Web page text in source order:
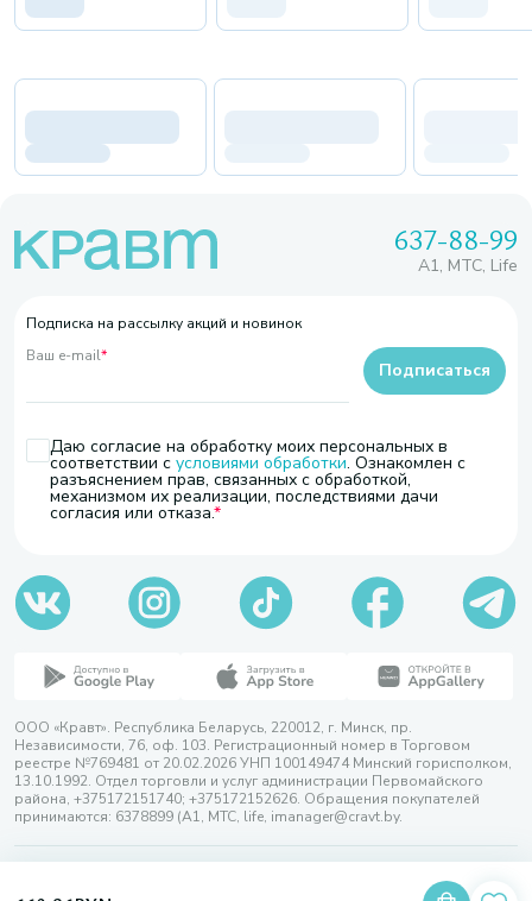
637-88-99
A1, МТС, Life
Подписка на рассылку акций и новинок
Ваш e-mail*
Даю согласие на обработку моих персональных в
соответствии с условиями обработки. Ознакомлен с
разъяснением прав, связанных с обработкой,
механизмом их реализации, последствиями дачи
согласия или отказа.
Подписаться
ООО «Кравт». Республика Беларусь, 220012, г. Минск, пр.
Независимости, 76, оф. 103. Регистрационный номер в Торговом
реестре №769481 от 20.02.2026 УНП 100149474 Минский горисполком,
13.10.1992. Отдел торговли и услуг администрации Первомайского
района, +375172151740; +375172152626. Обращения покупателей
принимаются: 6378899 (А1, МТС, life, imanager@cravt.by.